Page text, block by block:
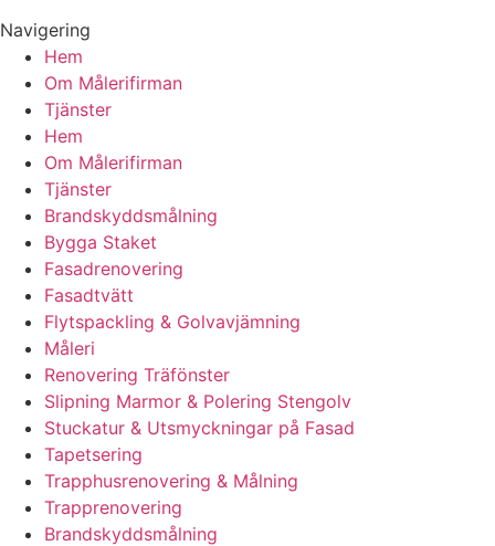
Navigering
Hem
Om Målerifirman
Tjänster
Hem
Om Målerifirman
Tjänster
Brandskyddsmålning
Bygga Staket
Fasadrenovering
Fasadtvätt
Flytspackling & Golvavjämning
Måleri
Renovering Träfönster
Slipning Marmor & Polering Stengolv
Stuckatur & Utsmyckningar på Fasad
Tapetsering
Trapphusrenovering & Målning
Trapprenovering
Brandskyddsmålning